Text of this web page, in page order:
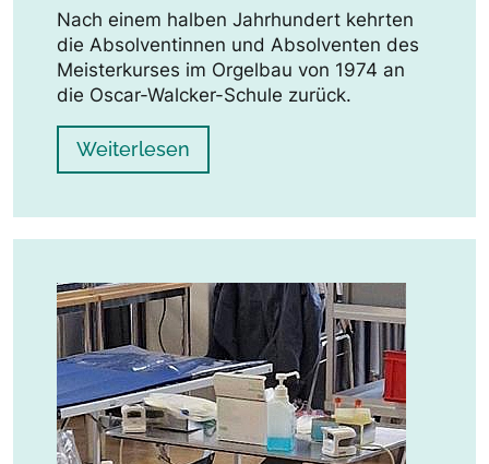
Nach einem halben Jahrhundert kehrten
die Absolventinnen und Absolventen des
Meisterkurses im Orgelbau von 1974 an
die Oscar-Walcker-Schule zurück.
Weiterlesen